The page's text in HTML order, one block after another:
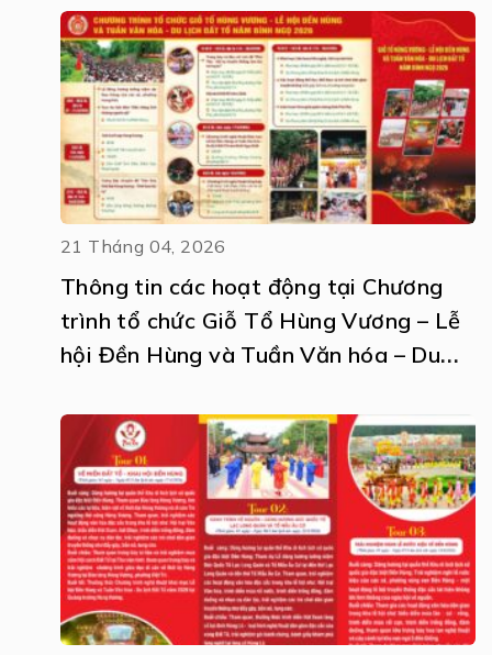
21 Tháng 04, 2026
Thông tin các hoạt động tại Chương
trình tổ chức Giỗ Tổ Hùng Vương – Lễ
hội Đền Hùng và Tuần Văn hóa – Du